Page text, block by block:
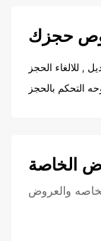
حجزك
, للالغاء الحجز
التحكم بالحجز
الخاصة
والعروض